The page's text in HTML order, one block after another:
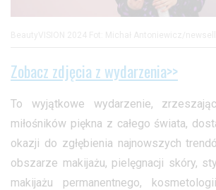
Zobacz zdjęcia z wydarzenia>>
To wyjątkowe wydarzenie,
miłośników piękna z całego świata,
okazji do zgłębienia najnowszych
obszarze makijażu, pielęgnacji skóry,
makijażu permanentnego,